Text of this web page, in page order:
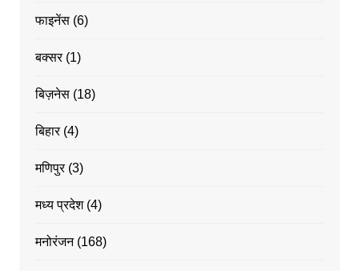
फाइनेंस(6)
बक्सर(1)
बिज़नेस(18)
बिहार(4)
मणिपुर(3)
मध्य प्रदेश(4)
मनोरंजन(168)